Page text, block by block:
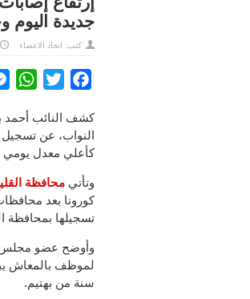
جديدة اليوم
كتب: اتحاد الاعضاء
Facebook
Twitter
كشف النائب أحمد
النواب، عن تسجيل 31 حالة إصابة جديدة من
كأعلي معدل يومي
وتأتيمحافظة
كورونا بعد
تسجيلها بمحافظة القليوبية حتي
وأوضح عضو مجلس
سنة من بهتيم.